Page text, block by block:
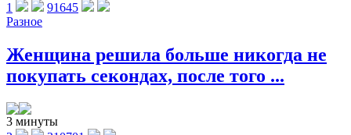
1
91645
Разное
Женщина решила больше никогда не
покупать секондах, после того ...
3 минуты